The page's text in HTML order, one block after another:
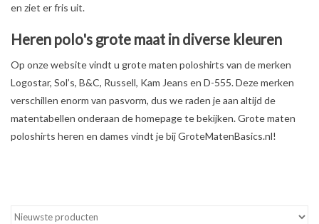
TRUIEN / VESTEN
JACKS / JASSEN
DAMES
en ziet er fris uit.
Heren polo's grote maat in diverse kleuren
Op onze website vindt u grote maten poloshirts van de merken
Logostar, Sol’s, B&C, Russell, Kam Jeans en D-555. Deze merken
verschillen enorm van pasvorm, dus we raden je aan altijd de
matentabellen onderaan de homepage te bekijken. Grote maten
poloshirts heren en dames vindt je bij GroteMatenBasics.nl!